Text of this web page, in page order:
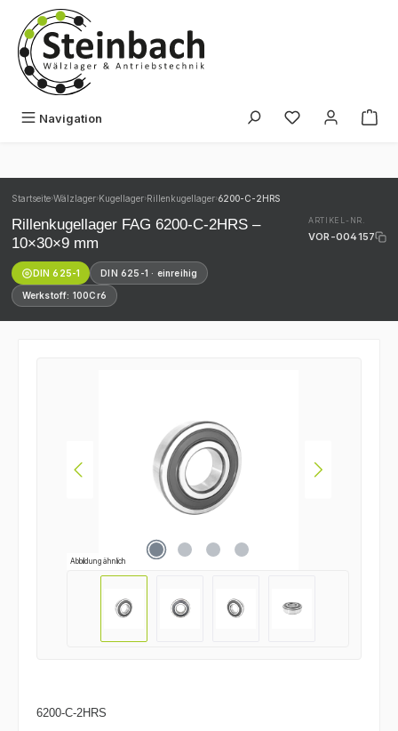
Zum Hauptinhalt springen
Navigation Du hast 0
Startseite›Wälzlager›Kugellager›Rillenkugellager›6200-C-2HRS
Rillenkugellager FAG 6200-C-2HRS –
10×30×9 mm
DIN 625-1 DIN 625-1 · einreihig
Werkstoff: 100Cr6
ARTIKEL-NR.
VOR-004157
Abbildung ähnlich
6200-C-2HRS